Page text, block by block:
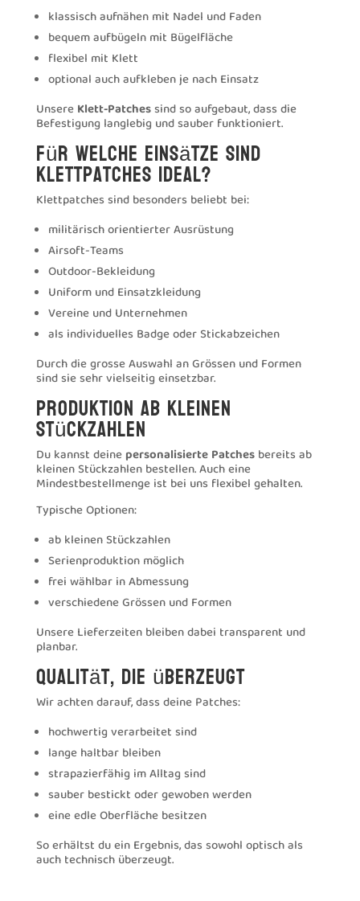
klassisch aufnähen mit Nadel und Faden
bequem aufbügeln mit Bügelfläche
flexibel mit Klett
optional auch aufkleben je nach Einsatz
UnsereKlett-Patchessind so aufgebaut, dass die
Befestigung langlebig und sauber funktioniert.
Für welche Einsätze sind
Klettpatches ideal?
Klettpatches sind besonders beliebt bei:
militärisch orientierter Ausrüstung
Airsoft-Teams
Outdoor-Bekleidung
Uniform und Einsatzkleidung
Vereine und Unternehmen
als individuelles Badge oder Stickabzeichen
Durch die grosse Auswahl an Grössen und Formen
sind sie sehr vielseitig einsetzbar.
Produktion ab kleinen
Stückzahlen
Du kannst deinepersonalisierte Patchesbereits ab
kleinen Stückzahlen bestellen. Auch eine
Mindestbestellmenge ist bei uns flexibel gehalten.
Typische Optionen:
ab kleinen Stückzahlen
Serienproduktion möglich
frei wählbar in Abmessung
verschiedene Grössen und Formen
Unsere Lieferzeiten bleiben dabei transparent und
planbar.
Qualität, die überzeugt
Wir achten darauf, dass deine Patches:
hochwertig verarbeitet sind
lange haltbar bleiben
strapazierfähig im Alltag sind
sauber bestickt oder gewoben werden
eine edle Oberfläche besitzen
So erhältst du ein Ergebnis, das sowohl optisch als
auch technisch überzeugt.